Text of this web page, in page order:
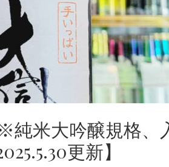
純米大吟醸規格、
更新】